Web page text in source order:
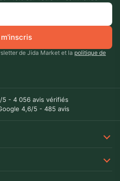
de Jida Market et la politique de
5 - 4 056 avis vérifiés
4,6/5 - 485 avis